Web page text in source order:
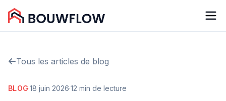
Tous les articles de blog
BLOG·18 juin 2026·12 min de lecture